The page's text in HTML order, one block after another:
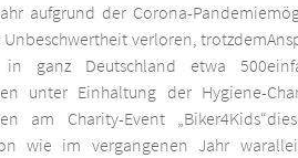
aufgrund der Corona-Pandemie
Unbeschwertheit verloren, trotzdem
in ganz Deutschland etwa 500
unter Einhaltung der Hygiene-
am Charity-Event „Biker4Kids“
wie im vergangenen Jahr war